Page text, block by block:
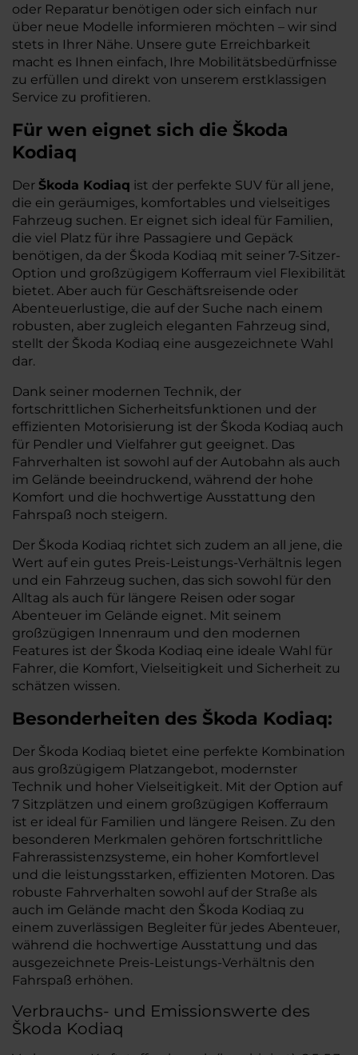
oder Reparatur benötigen oder sich einfach nur
über neue Modelle informieren möchten – wir sind
stets in Ihrer Nähe. Unsere gute Erreichbarkeit
macht es Ihnen einfach, Ihre Mobilitätsbedürfnisse
zu erfüllen und direkt von unserem erstklassigen
Service zu profitieren.
Für wen eignet sich die Škoda
Kodiaq
Der Škoda Kodiaq ist der perfekte SUV für all jene,
die ein geräumiges, komfortables und vielseitiges
Fahrzeug suchen. Er eignet sich ideal für Familien,
die viel Platz für ihre Passagiere und Gepäck
benötigen, da der Škoda Kodiaq mit seiner 7-Sitzer-
Option und großzügigem Kofferraum viel Flexibilität
bietet. Aber auch für Geschäftsreisende oder
Abenteuerlustige, die auf der Suche nach einem
robusten, aber zugleich eleganten Fahrzeug sind,
stellt der Škoda Kodiaq eine ausgezeichnete Wahl
dar.
Dank seiner modernen Technik, der
fortschrittlichen Sicherheitsfunktionen und der
effizienten Motorisierung ist der Škoda Kodiaq auch
für Pendler und Vielfahrer gut geeignet. Das
Fahrverhalten ist sowohl auf der Autobahn als auch
im Gelände beeindruckend, während der hohe
Komfort und die hochwertige Ausstattung den
Fahrspaß noch steigern.
Der Škoda Kodiaq richtet sich zudem an all jene, die
Wert auf ein gutes Preis-Leistungs-Verhältnis legen
und ein Fahrzeug suchen, das sich sowohl für den
Alltag als auch für längere Reisen oder sogar
Abenteuer im Gelände eignet. Mit seinem
großzügigen Innenraum und den modernen
Features ist der Škoda Kodiaq eine ideale Wahl für
Fahrer, die Komfort, Vielseitigkeit und Sicherheit zu
schätzen wissen.
Besonderheiten des Škoda Kodiaq:
Der Škoda Kodiaq bietet eine perfekte Kombination
aus großzügigem Platzangebot, modernster
Technik und hoher Vielseitigkeit. Mit der Option auf
7 Sitzplätzen und einem großzügigen Kofferraum
ist er ideal für Familien und längere Reisen. Zu den
besonderen Merkmalen gehören fortschrittliche
Fahrerassistenzsysteme, ein hoher Komfortlevel
und die leistungsstarken, effizienten Motoren. Das
robuste Fahrverhalten sowohl auf der Straße als
auch im Gelände macht den Škoda Kodiaq zu
einem zuverlässigen Begleiter für jedes Abenteuer,
während die hochwertige Ausstattung und das
ausgezeichnete Preis-Leistungs-Verhältnis den
Fahrspaß erhöhen.
Verbrauchs- und Emissionswerte des
Škoda Kodiaq